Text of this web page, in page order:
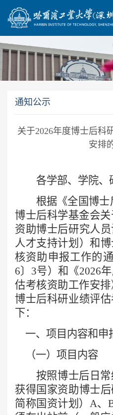
通知公示
关于2026年度博士后科
安排
各学部、 学院、
根据《全国博
博士后科学基金会
资助博士后研究人
人才支持计划）和
核资助申报工作的
6〕3号）和《2026
估考核资助工作安
博士后科研业绩评
下：
一、项目内容和申
（一）项目内容
按照博士后日常
获得国家资助博士
简称国资计划） A、